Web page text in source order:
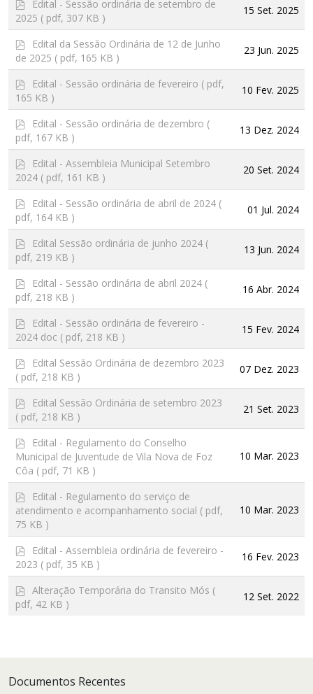
d
f
Edital - Sessão ordinária de setembro de
2025 ( pdf, 307 KB )
15 Set. 2025
d
f
Edital da Sessão Ordinária de 12 de Junho
de 2025 ( pdf, 165 KB )
23 Jun. 2025
d
f
Edital - Sessão ordinária de fevereiro ( pdf,
165 KB )
10 Fev. 2025
d
f
Edital - Sessão ordinária de dezembro (
pdf, 167 KB )
13 Dez. 2024
d
f
Edital - Assembleia Municipal Setembro
2024 ( pdf, 161 KB )
20 Set. 2024
d
f
Edital - Sessão ordinária de abril de 2024 (
pdf, 164 KB )
01 Jul. 2024
d
f
Edital Sessão ordinária de junho 2024 (
pdf, 219 KB )
13 Jun. 2024
d
f
Edital - Sessão ordinária de abril 2024 (
pdf, 218 KB )
16 Abr. 2024
d
f
Edital - Sessão ordinária de fevereiro -
2024 doc ( pdf, 218 KB )
15 Fev. 2024
d
f
Edital Sessão Ordinária de dezembro 2023
( pdf, 218 KB )
07 Dez. 2023
d
f
Edital Sessão Ordinária de setembro 2023
( pdf, 218 KB )
21 Set. 2023
d
f
Edital - Regulamento do Conselho
Municipal de Juventude de Vila Nova de Foz
Côa ( pdf, 71 KB )
10 Mar. 2023
d
f
Edital - Regulamento do serviço de
atendimento e acompanhamento social ( pdf,
75 KB )
10 Mar. 2023
d
f
Edital - Assembleia ordinária de fevereiro -
2023 ( pdf, 35 KB )
16 Fev. 2023
d
f
Alteração Temporária do Transito Mós (
pdf, 42 KB )
12 Set. 2022
Documentos Recentes